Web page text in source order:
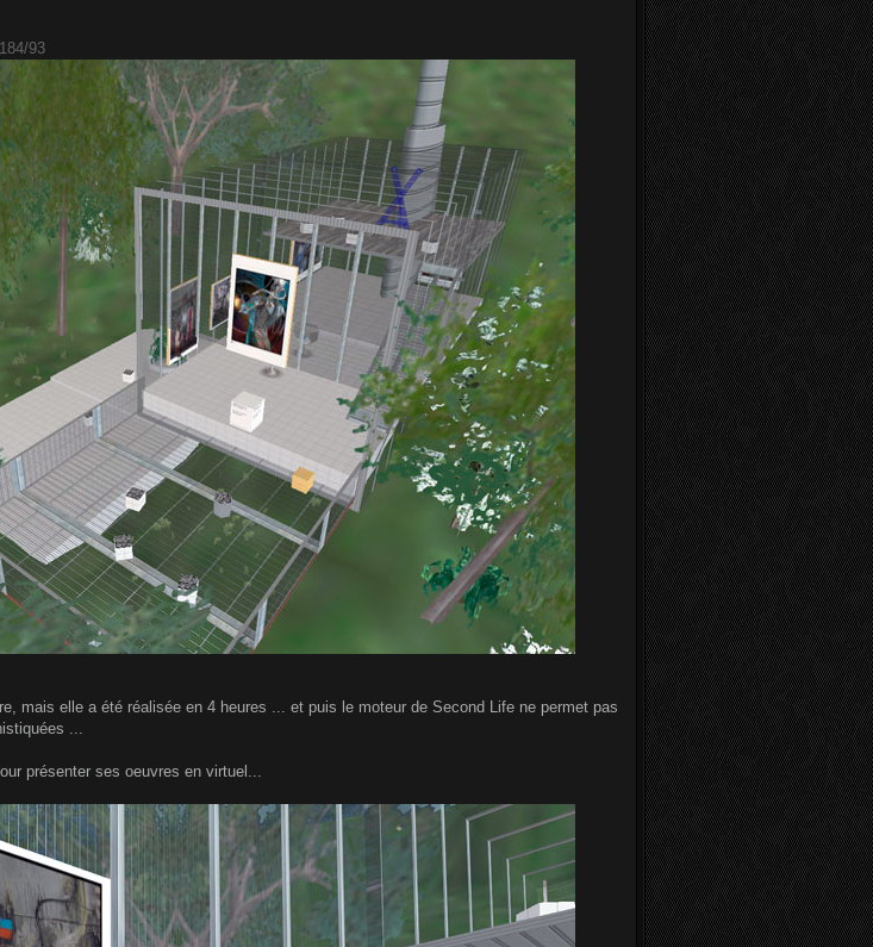
93
mais elle a été réalisée en 4 heures ... et puis le moteur de Second Life ne permet pas
...
présenter ses oeuvres en virtuel...